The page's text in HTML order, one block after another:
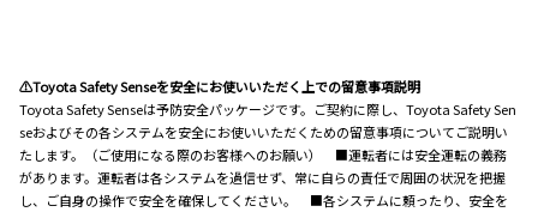
⚠Toyota Safety Senseを安全にお使いいただく上での留意事項説明
Toyota Safety Senseは予防安全パッケージです。ご契約に際し、Toyota Safety Sen
seおよびその各システムを安全にお使いいただくための留意事項についてご説明い
たします。（ご使用になる際のお客様へのお願い） ■運転者には安全運転の義務
があります。運転者は各システムを過信せず、常に自らの責任で周囲の状況を把握
し、ご自身の操作で安全を確保してください。 ■各システムに頼ったり、安全を